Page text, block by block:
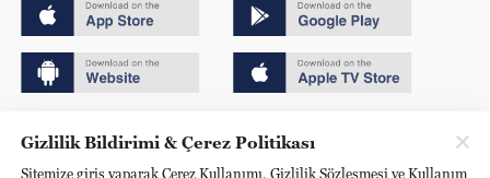
Gizlilik Bildirimi & Çerez Politikası
Sitemize giriş yaparak Çerez Kullanımı, Gizlilik Sözleşmesi ve Kullanım